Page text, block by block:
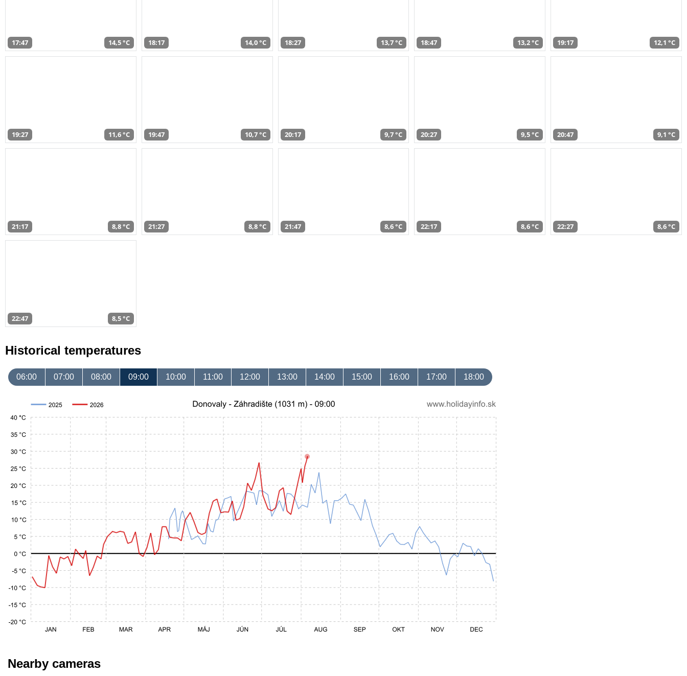
17:47 14,5 °C 18:17 14,0 °C 18:27 13,7 °C 18:47 13,2 °C 19:17 12,1 °C
19:27 11,6 °C 19:47 10,7 °C 20:17 9,7 °C 20:27 9,5 °C 20:47 9,1 °C
21:17 8,8 °C 21:27 8,8 °C 21:47 8,6 °C 22:17 8,6 °C 22:27 8,6 °C
22:47 8,5 °C
Historical temperatures
06:00 07:00 08:00 09:00 10:00 11:00 12:00 13:00 14:00 15:00 16:00 17:00 18:00
Nearby cameras